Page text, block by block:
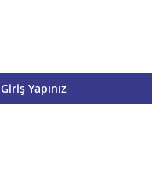
Giriş Yapınız